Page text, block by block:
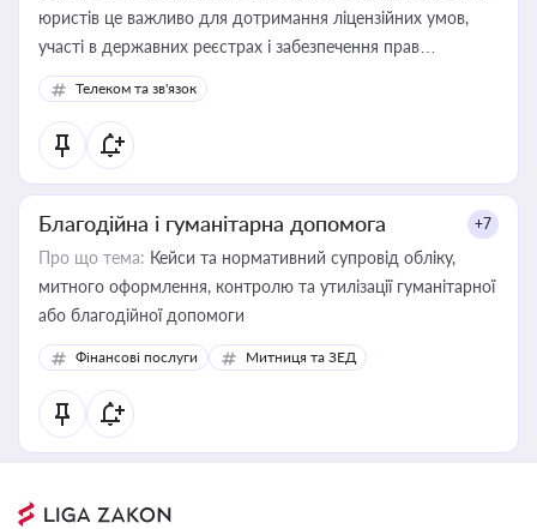
юристів це важливо для дотримання ліцензійних умов,
участі в державних реєстрах і забезпечення прав
споживачів.
Телеком та зв'язок
Благодійна і гуманітарна допомога +7
Про що тема: Кейси та нормативний супровід обліку,
митного оформлення, контролю та утилізації гуманітарної
або благодійної допомоги
Фінансові послуги Митниця та ЗЕД